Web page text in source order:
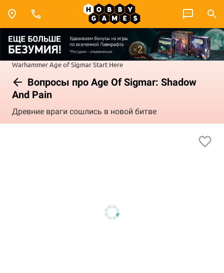
WarhammerAge of SigmarStart Here
Вопросы про Age Of Sigmar: Shadow
And Pain
Древние враги сошлись в новой битве